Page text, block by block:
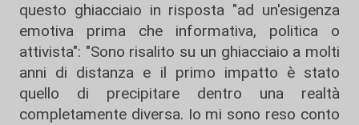
questo ghiacciaio in risposta "ad un'esigenza
emotiva prima che informativa, politica o
attivista": "Sono risalito su un ghiacciaio a molti
anni di distanza e il primo impatto è stato
quello di precipitare dentro una realtà
completamente diversa. Io mi sono reso conto